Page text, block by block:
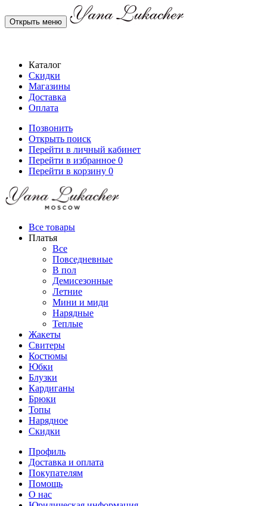
Открыть меню
Каталог
Скидки
Магазины
Доставка
Оплата
Позвонить
Открыть поиск
Перейти в личный кабинет
Перейти в избранное 0
Перейти в корзину 0
Все товары
Платья
Все
Повседневные
В пол
Демисезонные
Летние
Мини и миди
Нарядные
Теплые
Жакеты
Свитеры
Костюмы
Юбки
Блузки
Кардиганы
Брюки
Топы
Нарядное
Скидки
Профиль
Доставка и оплата
Покупателям
Помощь
О нас